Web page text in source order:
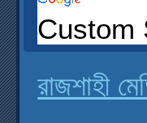
Custom
রাজশাহী